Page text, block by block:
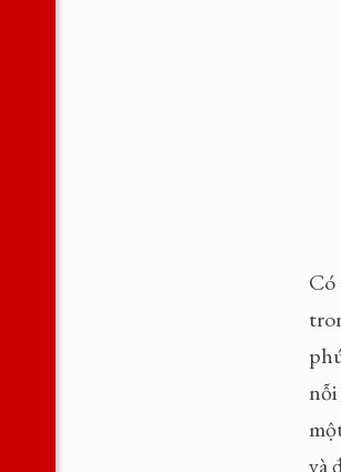
Có
và